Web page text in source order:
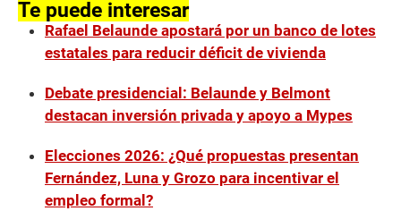
Te puede interesar
Rafael Belaunde apostará por un banco de lotes
estatales para reducir déficit de vivienda
Debate presidencial: Belaunde y Belmont
destacan inversión privada y apoyo a Mypes
Elecciones 2026: ¿Qué propuestas presentan
Fernández, Luna y Grozo para incentivar el
empleo formal?